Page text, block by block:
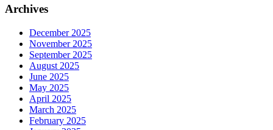
Archives
December 2025
November 2025
September 2025
August 2025
June 2025
May 2025
April 2025
March 2025
February 2025